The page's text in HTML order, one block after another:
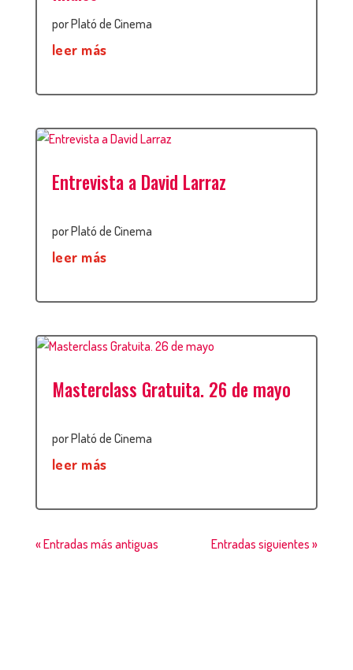
porPlató de Cinema
leer más
Entrevista a David Larraz
porPlató de Cinema
leer más
Masterclass Gratuita. 26 de mayo
porPlató de Cinema
leer más
« Entradas más antiguas Entradas siguientes »